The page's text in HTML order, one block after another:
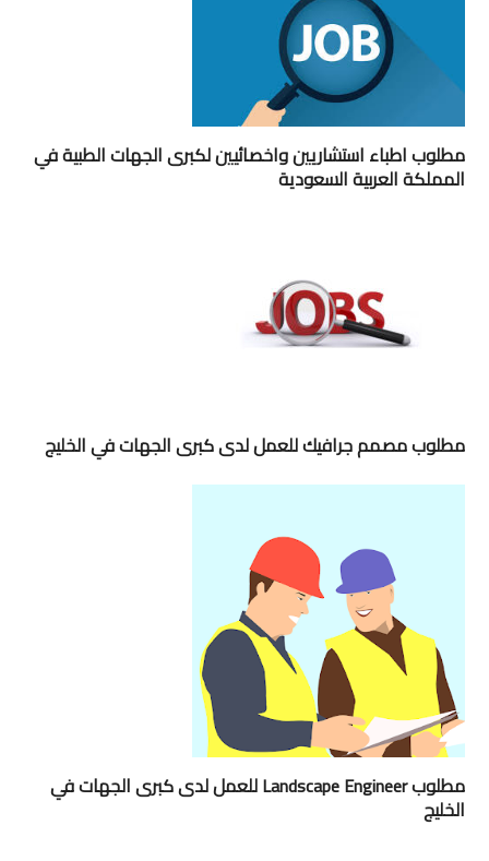
مطلوب اطباء استشاريين واخصائيين لكبرى الجهات الطبية في
المملكة العربية السعودية
مطلوب مصمم جرافيك للعمل لدى كبرى الجهات في الخليج
مطلوب Landscape Engineer للعمل لدى كبرى الجهات في
الخليج